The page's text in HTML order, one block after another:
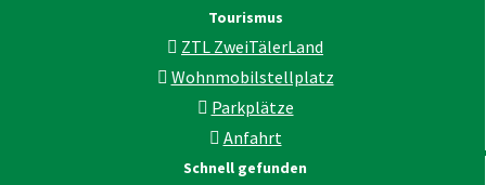
Tourismus
ZTL ZweiTälerLand
Wohnmobilstellplatz
Parkplätze
Anfahrt
Schnell gefunden